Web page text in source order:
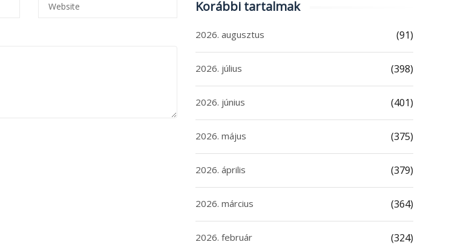
Korábbi tartalmak
2026. augusztus (91)
2026. július (398)
2026. június (401)
2026. május (375)
2026. április (379)
2026. március (364)
2026. február (324)